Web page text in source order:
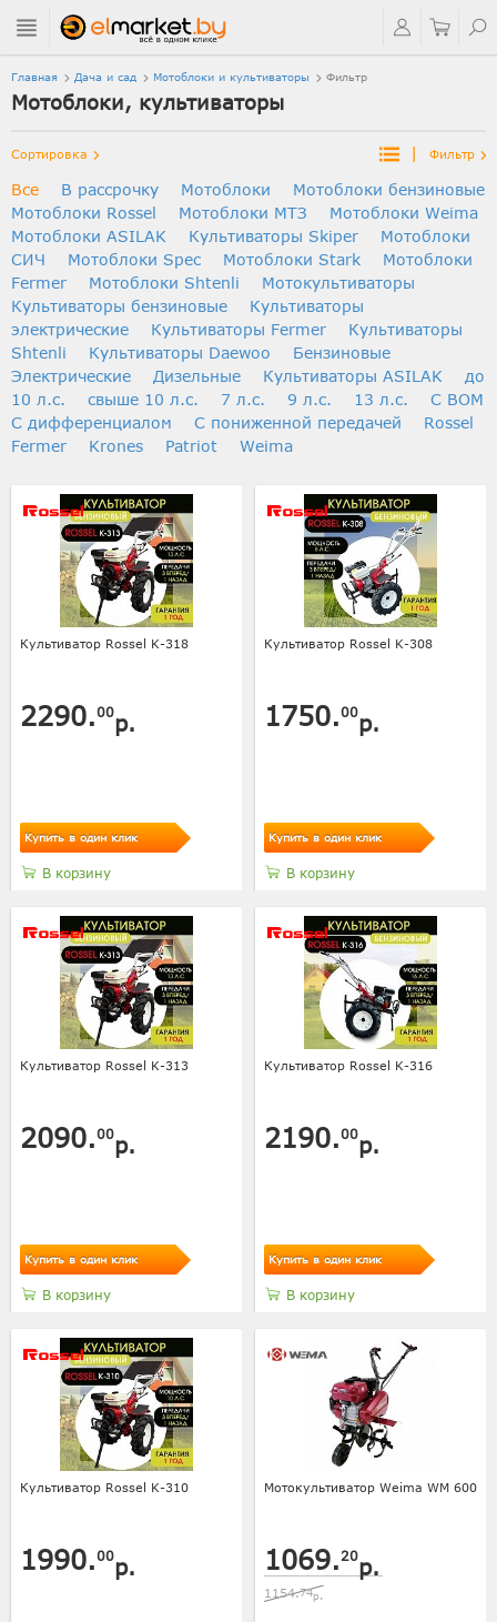
Главная Дача и сад Мотоблоки и культиваторы Фильтр
Мотоблоки, культиваторы
Сортировка | Фильтр
Все В рассрочку Мотоблоки
Мотоблоки бензиновые
Мотоблоки Rossel
Мотоблоки МТЗ
Мотоблоки Weima
Мотоблоки ASILAK
Культиваторы Skiper
Мотоблоки
СИЧ
Мотоблоки Spec Мотоблоки Stark
Мотоблоки
Fermer
Мотоблоки Shtenli
Мотокультиваторы
Культиваторы бензиновые
Культиваторы
электрические
Культиваторы Fermer
Культиваторы
Shtenli
Культиваторы Daewoo
Бензиновые
Электрические
Дизельные Культиваторы ASILAK
до
10 л.с.
свыше 10 л.с. 7 л.с. 9 л.с. 13 л.с.
С ВОМ
С дифференциалом
C пониженной передачей
Rossel
Fermer
Krones Patriot Weima
Культиватор Rossel K-318
2290.00р.
Купить в один клик
В корзину
Культиватор Rossel K-308
1750.00р.
Купить в один клик
В корзину
Культиватор Rossel K-313
2090.00р.
Купить в один клик
В корзину
Культиватор Rossel K-316
2190.00р.
Купить в один клик
В корзину
Культиватор Rossel K-310
1990.00р.
Мотокультиватор Weima WM 600
1069. 20р.
1154.74р.